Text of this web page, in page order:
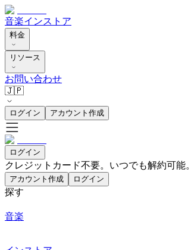
音楽インストア
料金
リソース
お問い合わせ
🇯🇵
ログイン アカウント作成
ログイン
クレジットカード不要。いつでも解約可能。
アカウント作成 ログイン
探す
音楽